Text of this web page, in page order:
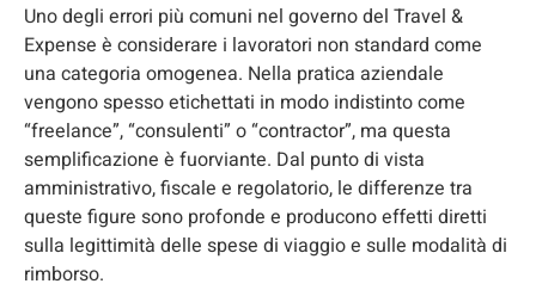
Uno degli errori più comuni nel governo del Travel &
Expense è considerare i lavoratori non standard come
una categoria omogenea. Nella pratica aziendale
vengono spesso etichettati in modo indistinto come
“freelance”, “consulenti” o “contractor”, ma questa
semplificazione è fuorviante. Dal punto di vista
amministrativo, fiscale e regolatorio, le differenze tra
queste figure sono profonde e producono effetti diretti
sulla legittimità delle spese di viaggio e sulle modalità di
rimborso.